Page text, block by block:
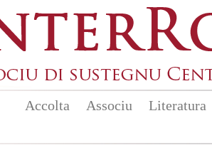
Accolta Associu Literatura